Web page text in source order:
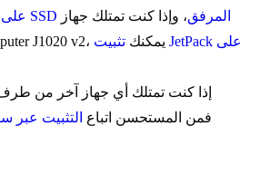
تثبيت JetPack على قرص SSD المرفق، وإذا كنت تمتلك جهاز
Seeed Studio reComputer J1020 v2، يمكنك تثبيت JetPack على
إذا كنت تمتلك أي جهاز آخر من
NVIDIA Jetson، فمن المستحسن اتباع التثبيت عبر